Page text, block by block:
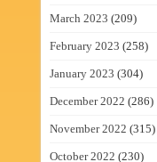
March 2023 (209)
February 2023 (258)
January 2023 (304)
December 2022 (286)
November 2022 (315)
October 2022 (230)